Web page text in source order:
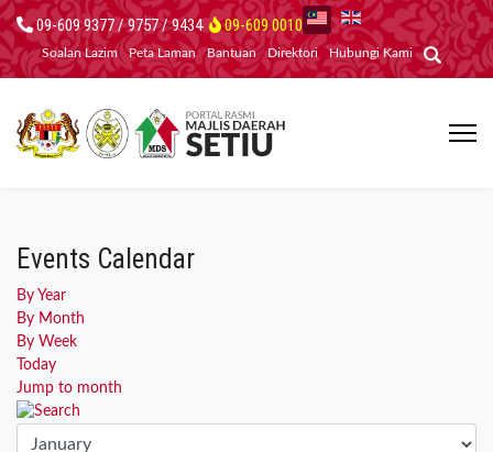
09-609 9377 / 9757 / 9434 09-609 0010
Soalan Lazim Peta Laman Bantuan Direktori Hubungi Kami
Events Calendar
By Year
By Month
By Week
Today
Jump to month